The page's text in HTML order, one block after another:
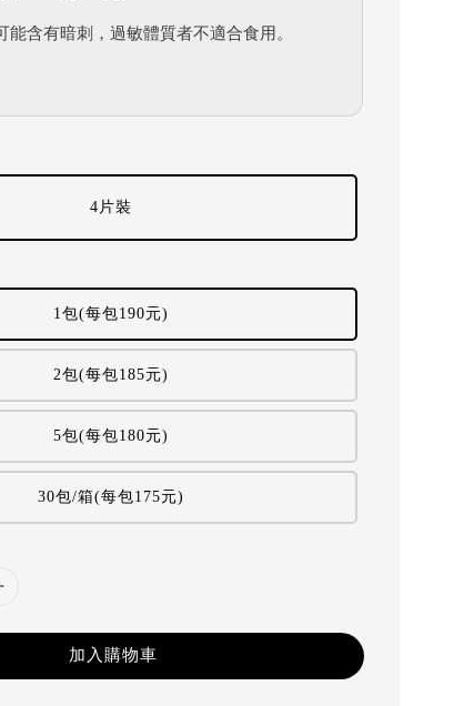
能含有暗刺，過敏體質者不適合食用。
4片裝
1包(每包190元)
2包(每包185元)
5包(每包180元)
30包/箱(每包175元)
加入購物車